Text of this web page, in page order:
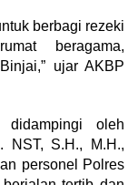
berbagi rezeki
beragama,
ujar AKBP
didampingi oleh
NST, S.H., M.H.,
personel Polres